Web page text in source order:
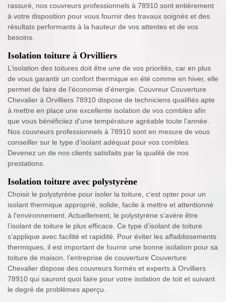
rassuré, nos couvreurs professionnels à 78910 sont entièrement
à votre disposition pour vous fournir des travaux soignés et des
résultats performants à la hauteur de vos attentes et de vos
besoins.
Isolation toiture à Orvilliers
L’isolation des toitures doit être une de vos priorités, car en plus
de vous garantir un confort thermique en été comme en hiver, elle
permet de faire de l’économie d’énergie. Couvreur Couverture
Chevalier à Orvilliers 78910 dispose de techniciens qualifiés apte
à mettre en place une excellente isolation de vos combles afin
que vous bénéficiiez d’une température agréable toute l’année.
Nos couvreurs professionnels à 78910 sont en mesure de vous
conseiller sur le type d’isolant adéquat pour vos combles.
Devenez un de nos clients satisfaits par la qualité de nos
prestations.
Isolation toiture avec polystyrène
Choisir le polystyrène pour isoler la toiture, c'est opter pour un
isolant thermique approprié, solide, facile à mettre et attentionné
à l'environnement. Actuellement, le polystyrène s’avère être
l’isolant de toiture le plus efficace. Ce type d’isolant de toiture
s’applique avec facilité et rapidité. Pour éviter les affaiblissements
thermiques, il est important de fournir une bonne isolation pour sa
toiture de maison. l’entreprise de couverture Couverture
Chevalier dispose des couvreurs formés et experts à Orvilliers
78910 qui sauront quoi faire pour votre isolation de toit et suivant
le degré de problèmes aperçu.